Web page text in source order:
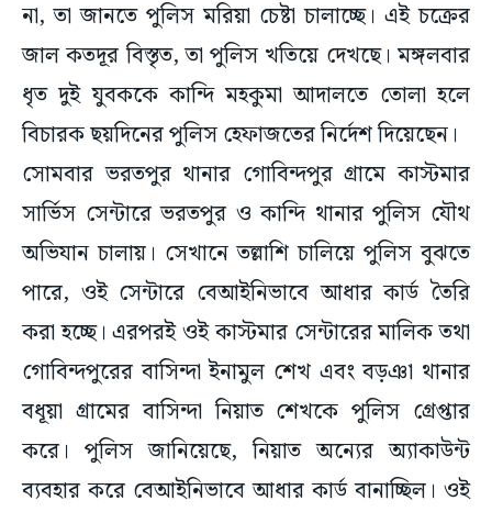
না, তা জানতে পুলিস মরিয়া চেষ্টা চালাচ্ছে। এই চক্রের
জাল কতদূর বিস্তৃত, তা পুলিস খতিয়ে দেখছে। মঙ্গলবার
ধৃত দুই যুবককে কান্দি মহকুমা আদালতে তোলা হলে
বিচারক ছয়দিনের পুলিস হেফাজতের নির্দেশ দিয়েছেন।
সোমবার ভরতপুর থানার গোবিন্দপুর গ্রামে কাস্টমার
সার্ভিস সেন্টারে ভরতপুর ও কান্দি থানার পুলিস যৌথ
অভিযান চালায়। সেখানে তল্লাশি চালিয়ে পুলিস বুঝতে
পারে, ওই সেন্টারে বেআইনিভাবে আধার কার্ড তৈরি
করা হচ্ছে। এরপরই ওই কাস্টমার সেন্টারের মালিক তথা
গোবিন্দপুরের বাসিন্দা ইনামুল শেখ এবং বড়ঞা থানার
বধূয়া গ্রামের বাসিন্দা নিয়াত শেখকে পুলিস গ্রেপ্তার
করে। পুলিস জানিয়েছে, নিয়াত অন্যের অ্যাকাউন্ট
ব্যবহার করে বেআইনিভাবে আধার কার্ড বানাচ্ছিল। ওই